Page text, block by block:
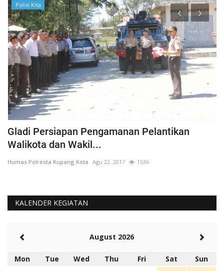
Polisi Kita
Gladi Persiapan Pengamanan Pelantikan
Walikota dan Wakil...
Humas Polresta Kupang Kota Agu 22, 2017 1536
KALENDER KEGIATAN
August 2026
Mon Tue Wed Thu Fri Sat Sun